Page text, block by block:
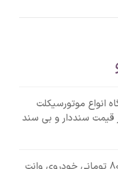
دستگاه انواع موتورسیکلت
قیمت سنددار و بی سند